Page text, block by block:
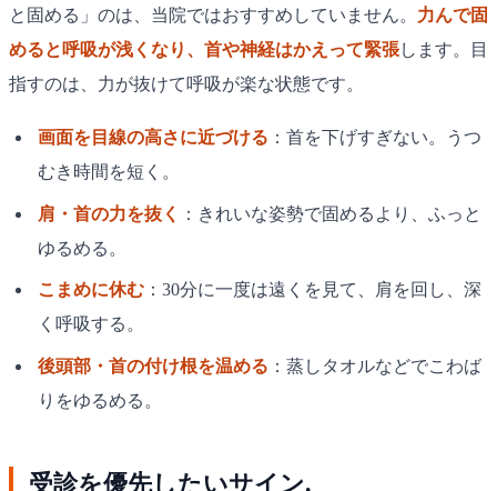
と固める」のは、当院ではおすすめしていません。 力んで固
めると呼吸が浅くなり、首や神経はかえって緊張します。目
指すのは、力が抜けて呼吸が楽な状態です。
画面を目線の高さに近づける ：首を下げすぎない。うつ
むき時間を短く。
肩・首の力を抜く
：きれいな姿勢で固めるより、ふっと
ゆるめる。
こまめに休む：30分に一度は遠くを見て、肩を回し、深
く呼吸する。
後頭部・首の付け根を温める ：蒸しタオルなどでこわば
りをゆるめる。
受診を優先したいサイン.